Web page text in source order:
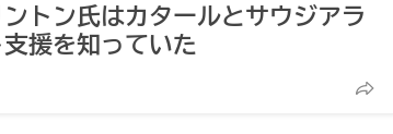
トン氏はカタールとサウジアラ
援を知っていた